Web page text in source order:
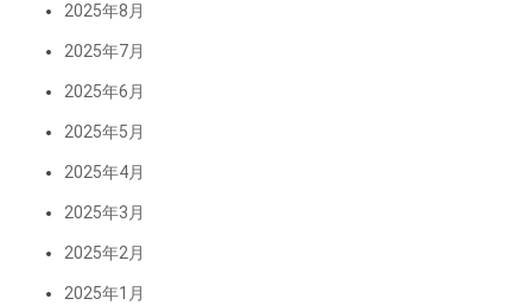
2025年8月
2025年7月
2025年6月
2025年5月
2025年4月
2025年3月
2025年2月
2025年1月